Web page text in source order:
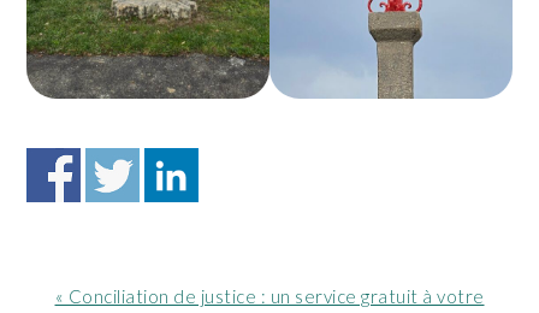
Article
« Conciliation de justice : un service gratuit à votre